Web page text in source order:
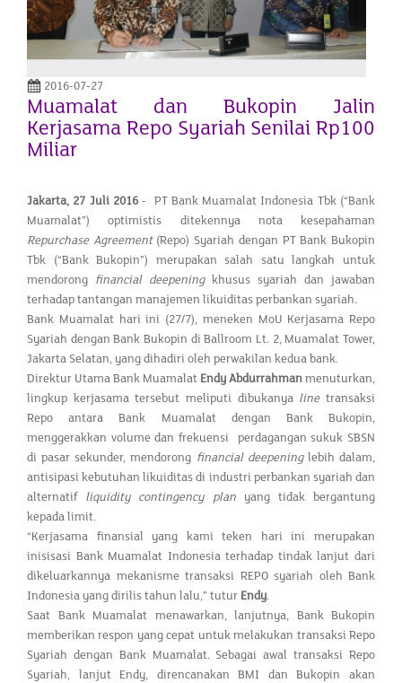
2016-07-27
Muamalat dan Bukopin Jalin
Kerjasama Repo Syariah Senilai Rp100
Miliar
Jakarta, 27 Juli 2016- PT Bank Muamalat Indonesia Tbk (“Bank
Muamalat”) optimistis ditekennya nota kesepahaman
Repurchase Agreement(Repo) Syariah dengan PT Bank Bukopin
Tbk (“Bank Bukopin”) merupakan salah satu langkah untuk
mendorong financial deepening khusus syariah dan jawaban
terhadap tantangan manajemen likuiditas perbankan syariah.
Bank Muamalat hari ini (27/7), meneken MoU Kerjasama Repo
Syariah dengan Bank Bukopin di Ballroom Lt. 2, Muamalat Tower,
Jakarta Selatan, yang dihadiri oleh perwakilan kedua bank.
Direktur Utama Bank Muamalat Endy Abdurrahmanmenuturkan,
lingkup kerjasama tersebut meliputi dibukanya linetransaksi
Repo antara Bank Muamalat dengan Bank Bukopin,
menggerakkan volume dan frekuensi perdagangan sukuk SBSN
di pasar sekunder, mendorong financial deepeninglebih dalam,
antisipasi kebutuhan likuiditas di industri perbankan syariah dan
alternatif liquidity contingency planyang tidak bergantung
kepada limit.
“Kerjasama finansial yang kami teken hari ini merupakan
inisisasi Bank Muamalat Indonesia terhadap tindak lanjut dari
dikeluarkannya mekanisme transaksi REPO syariah oleh Bank
Indonesia yang dirilis tahun lalu,” tutur Endy.
Saat Bank Muamalat menawarkan, lanjutnya, Bank Bukopin
memberikan respon yang cepat untuk melakukan transaksi Repo
Syariah dengan Bank Muamalat. Sebagai awal transaksi Repo
Syariah, lanjut Endy, direncanakan BMI dan Bukopin akan